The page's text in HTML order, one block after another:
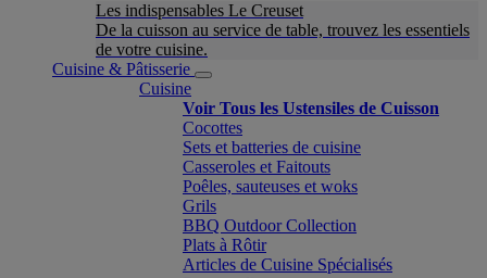
Les indispensables Le Creuset
De la cuisson au service de table, trouvez les essentiels
de votre cuisine.
Cuisine & Pâtisserie
Cuisine
Voir Tous les Ustensiles de Cuisson
Cocottes
Sets et batteries de cuisine
Casseroles et Faitouts
Poêles, sauteuses et woks
Grils
BBQ Outdoor Collection
Plats à Rôtir
Articles de Cuisine Spécialisés